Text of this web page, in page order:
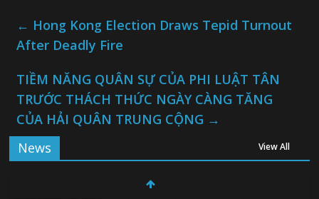
← Hong Kong Election Draws Tepid Turnout
After Deadly Fire
TIỀM NĂNG QUÂN SỰ CỦA PHI LUẬT TÂN
TRƯỚC THÁCH THỨC NGÀY CÀNG TĂNG
CỦA HẢI QUÂN TRUNG CỘNG →
News
View All